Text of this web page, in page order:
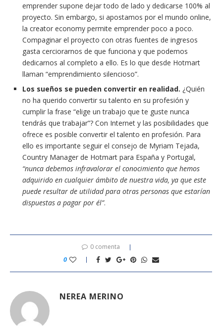
emprender supone dejar todo de lado y dedicarse 100% al
proyecto. Sin embargo, si apostamos por el mundo online,
la creator economy permite emprender poco a poco.
Compaginar el proyecto con otras fuentes de ingresos
gasta cerciorarnos de que funciona y que podemos
dedicarnos al completo a ello. Es lo que desde Hotmart
llaman “emprendimiento silencioso”.
Los sueños se pueden convertir en realidad. ¿Quién
no ha querido convertir su talento en su profesión y
cumplir la frase “elige un trabajo que te guste nunca
tendrás que trabajar”? Con Internet y las posibilidades que
ofrece es posible convertir el talento en profesión. Para
ello es importante seguir el consejo de Myriam Tejada,
Country Manager de Hotmart para España y Portugal,
“nunca debemos infravalorar el conocimiento que hemos
adquirido en cualquier ámbito de nuestra vida, ya que este
puede resultar de utilidad para otras personas que estarían
dispuestas a pagar por él”.
0 comenta
0
NEREA MERINO